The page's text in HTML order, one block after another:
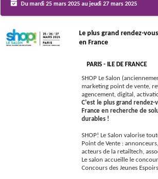
Du mardi 25 mars 2025 au jeudi 27 mars 2025
Le plus grand rendez-
en France
PARIS - ILE DE FRANCE
SHOP Le Salon
marketing point de vente,
agencement, digital,
C'est le plus grand rendez-
France en recherche de
durables !
SHOP! Le Salon valorise
Point de Vente :
acteurs de la retailtech,
Le salon accueille le
Concours des Jeunes